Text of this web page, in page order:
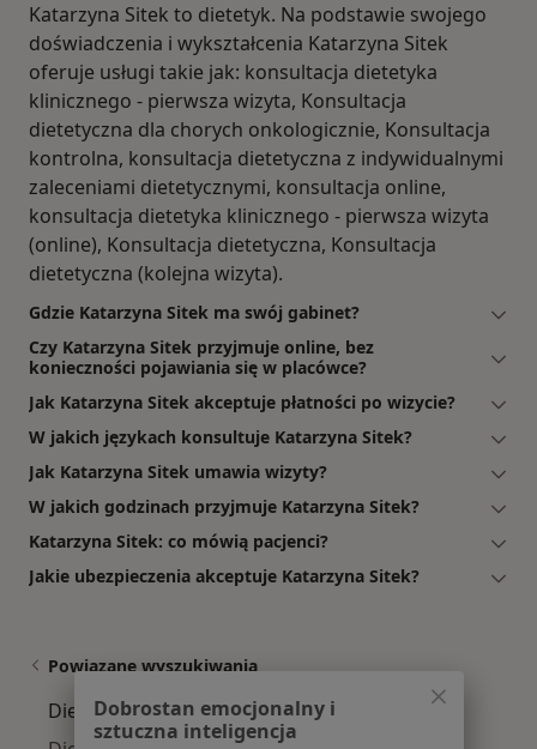
Katarzyna Sitek to dietetyk. Na podstawie swojego
doświadczenia i wykształcenia Katarzyna Sitek
oferuje usługi takie jak: konsultacja dietetyka
klinicznego - pierwsza wizyta, Konsultacja
dietetyczna dla chorych onkologicznie, Konsultacja
kontrolna, konsultacja dietetyczna z indywidualnymi
zaleceniami dietetycznymi, konsultacja online,
konsultacja dietetyka klinicznego - pierwsza wizyta
(online), Konsultacja dietetyczna, Konsultacja
dietetyczna (kolejna wizyta).
Gdzie Katarzyna Sitek ma swój gabinet?
Czy Katarzyna Sitek przyjmuje online, bez
konieczności pojawiania się w placówce?
Jak Katarzyna Sitek akceptuje płatności po wizycie?
W jakich językach konsultuje Katarzyna Sitek?
Jak Katarzyna Sitek umawia wizyty?
W jakich godzinach przyjmuje Katarzyna Sitek?
Katarzyna Sitek: co mówią pacjenci?
Jakie ubezpieczenia akceptuje Katarzyna Sitek?
Powiązane wyszukiwania
Dietetycy w pobliżu
Dobrostan emocjonalny i
sztuczna inteligencja